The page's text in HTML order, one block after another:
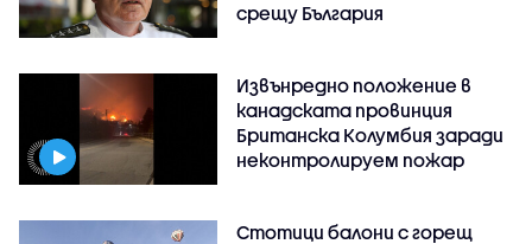
срещу България
Извънредно положение в
канадската провинция
Британска Колумбия заради
неконтролируем пожар
Стотици балони с горещ